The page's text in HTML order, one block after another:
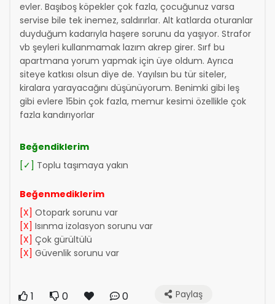
evler. Başıboş köpekler çok fazla, çocuğunuz varsa
servise bile tek inemez, saldırırlar. Alt katlarda oturanlar
duyduğum kadarıyla haşere sorunu da yaşıyor. Strafor
vb şeyleri kullanmamak lazım akrep girer. Sırf bu
apartmana yorum yapmak için üye oldum. Ayrıca
siteye katkısı olsun diye de. Yayılsın bu tür siteler,
kiralara yarayacağını düşünüyorum. Benimki gibi leş
gibi evlere 15bin çok fazla, memur kesimi özellikle çok
fazla kandırıyorlar
Beğendiklerim
[✓] Toplu taşımaya yakın
Beğenmediklerim
[X] Otopark sorunu var
[X] Isınma izolasyon sorunu var
[X] Çok gürültülü
[X] Güvenlik sorunu var
1 0 0 Paylaş